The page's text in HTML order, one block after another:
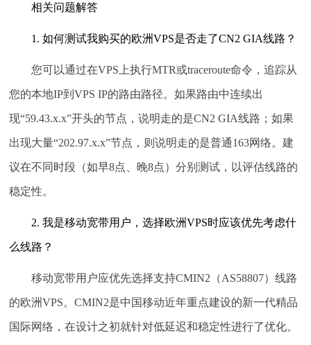
相关问题解答
1. 如何测试我购买的欧洲VPS是否走了CN2 GIA线路？
您可以通过在VPS上执行MTR或traceroute命令，追踪从
您的本地IP到VPS IP的路由路径。如果路由中连续出
现“59.43.x.x”开头的节点，说明走的是CN2 GIA线路；如果
出现大量“202.97.x.x”节点，则说明走的是普通163网络。建
议在不同时段（如早8点、晚8点）分别测试，以评估线路的
稳定性。
2. 我是移动宽带用户，选择欧洲VPS时应该优先考虑什
么线路？
移动宽带用户应优先选择支持CMIN2（AS58807）线路
的欧洲VPS。CMIN2是中国移动近年重点建设的新一代精品
国际网络，在设计之初就针对低延迟和稳定性进行了优化。